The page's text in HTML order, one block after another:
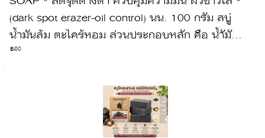
(dark spot erazer-oil control) นน. 100 กรัม สบู่
น้ำมันส้ม ตะไคร้หอม ส่วนประกอบหลัก คือ น้ำัมั...
฿80